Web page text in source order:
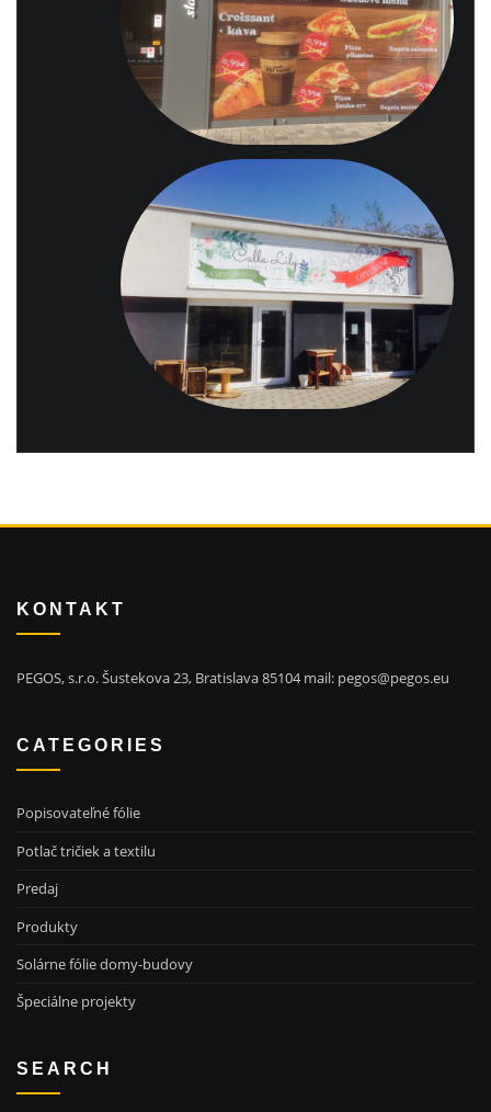
KONTAKT
PEGOS, s.r.o. Šustekova 23, Bratislava 85104 mail: pegos@pegos.eu
CATEGORIES
Popisovateľné fólie
Potlač tričiek a textilu
Predaj
Produkty
Solárne fólie domy-budovy
Špeciálne projekty
SEARCH